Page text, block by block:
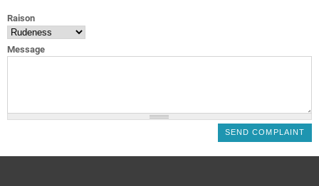
Raison
Message